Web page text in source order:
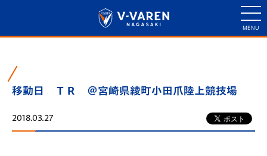
移動日 ＴＲ ＠宮崎県綾町小田爪陸上競技場
2018.03.27